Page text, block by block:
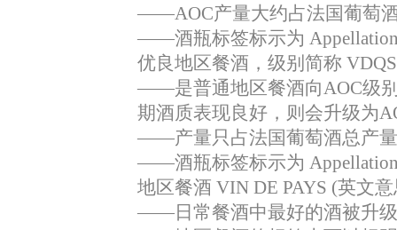
——AOC产量大约占法国葡萄
——酒瓶标签标示为
优良地区餐酒，级别简称 VDQS
——是普通地区餐酒向 AOC级
期酒质表现良好，则会升级为
——产量只占法国葡萄酒总产
——酒瓶标签标示为
地区餐酒 VIN DE PAYS (英文
—— 日常餐酒中最好的酒被升